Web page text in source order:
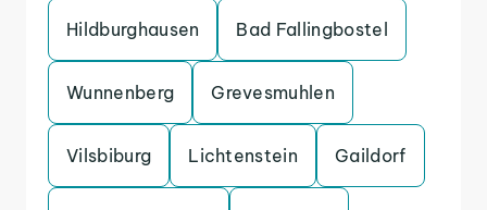
Hildburghausen Bad Fallingbostel
Wunnenberg Grevesmuhlen
Vilsbiburg Lichtenstein Gaildorf